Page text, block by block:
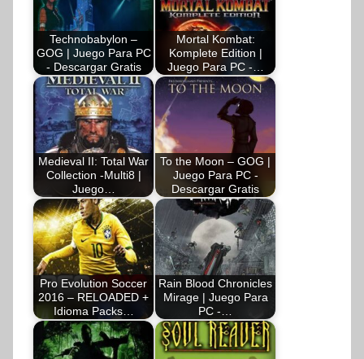
Technobabylon –
GOG | Juego Para PC
- Descargar Gratis
Mortal Kombat:
Komplete Edition |
Juego Para PC -…
Medieval II: Total War
Collection -Multi8 |
Juego…
To the Moon – GOG |
Juego Para PC -
Descargar Gratis
Pro Evolution Soccer
2016 – RELOADED +
Idioma Packs…
Rain Blood Chronicles
Mirage | Juego Para
PC -…